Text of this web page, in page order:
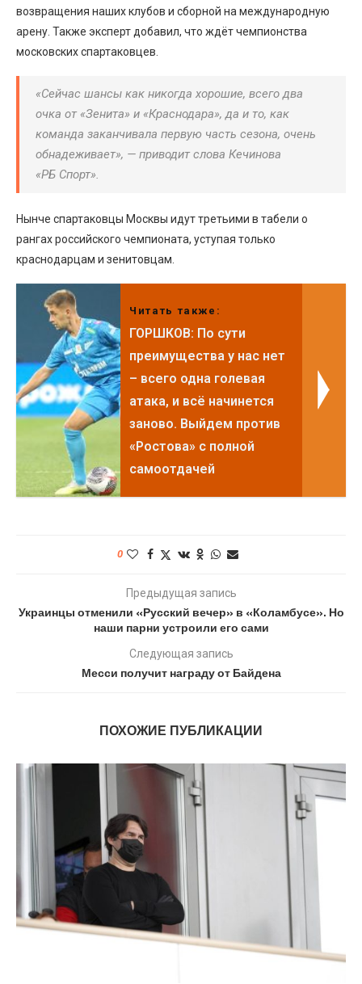
возвращения наших клубов и сборной на международную
арену. Также эксперт добавил, что ждёт чемпионства
московских спартаковцев.
«Сейчас шансы как никогда хорошие, всего два
очка от «Зенита» и «Краснодара», да и то, как
команда заканчивала первую часть сезона, очень
обнадеживает», — приводит слова Кечинова
«РБ Спорт».
Нынче спартаковцы Москвы идут третьими в табели о
рангах российского чемпионата, уступая только
краснодарцам и зенитовцам.
Читать также:
ГОРШКОВ: По сути
преимущества у нас нет
– всего одна голевая
атака, и всё начинется
заново. Выйдем против
«Ростова» с полной
самоотдачей
0
Предыдущая запись
Украинцы отменили «Русский вечер» в «Коламбусе». Но
наши парни устроили его сами
Следующая запись
Месси получит награду от Байдена
ПОХОЖИЕ ПУБЛИКАЦИИ